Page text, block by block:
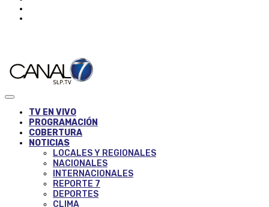
TV EN VIVO
PROGRAMACIÓN
COBERTURA
NOTICIAS
LOCALES Y REGIONALES
NACIONALES
INTERNACIONALES
REPORTE 7
DEPORTES
CLIMA